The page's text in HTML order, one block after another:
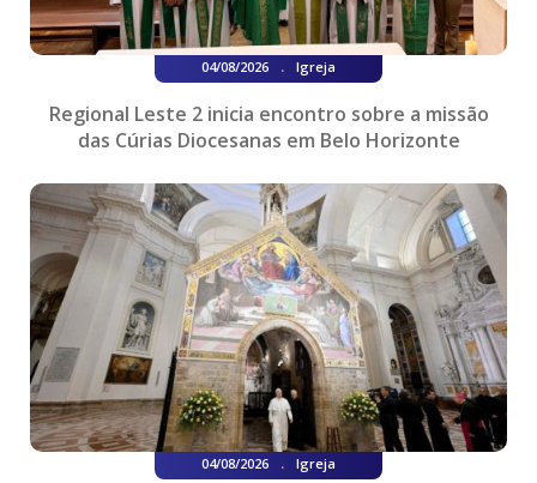
04/08/2026 . Igreja
Regional Leste 2 inicia encontro sobre a missão
das Cúrias Diocesanas em Belo Horizonte
04/08/2026 . Igreja